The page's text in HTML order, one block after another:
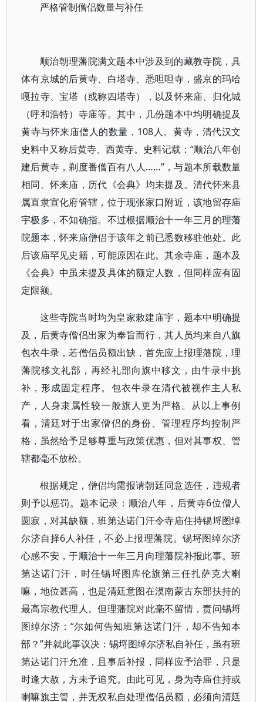
严格管制僧侣数量与补任
顺治朝理藩院满文题本中涉及到的藏教寺院，具
体有京城的后黄寺、白塔寺、悉呾呾寺，盛京的玛哈
嘎拉寺、宝塔（或称四塔寺），以及怀来庙、归化城
（呼和浩特）寺庙等。其中，几份题本中均明确提及
黄寺与怀来庙僧人的数量，108人。黄寺，清代汉文
史料中又称后黄寺、西黄寺。史料记载：“顺治八年创
建后黄寺，剃度番僧百有八人……”，与题本所载数量
相同。怀来庙，历代《会典》均未提及。清代怀来县
属直隶宣化府管辖，位于现张家口附近，该地留存庙
宇极多，不知确指。不过根据顺治十一年三月的理藩
院题本，怀来庙僧侣于该年之前已悉数移驻他处。此
后该庙罕见史籍，可能原因在此。其余寺庙，题本及
《会典》中虽未提及具体的额定人数，但同样应有固
定限额。
这些寺院当时均为皇家敕建庙宇，题本中明确提
及，后黄寺僧侣出家为奉旨而行，其人员均来自八旗
包衣牛录，若僧侣员额出缺，首先应上报理藩院，理
藩院移文礼部，再经礼部向旗中移文，由牛录中挑
补，形成固定程序。包衣牛录在清代被视作主人私
产，人身隶属性较一般旗人更为严格。从以上事例
看，清廷对于出家僧侣的身份、管理程序均控制严
格，虽然给予足够尊重与政策优惠，但对其事权、管
辖都毫不放松。
根据规定，僧侣均需报请朝廷同意选任，违规者
则予以惩罚。题本记录：顺治八年，后黄寺6位僧人
圆寂，对其缺额，班第达诺门汗令寺庙住持锡埒图绰
尔济自择6人补任，不必上报理藩院。锡埒图绰尔济
心感不安，于顺治十一年三月向理藩院补报此事。班
第达诺门汗，时任锡埒图库伦旗第三任扎萨克大喇
嘛，地位甚高，也是清廷意图在漠南蒙古东部扶持的
最高宗教代理人。但理藩院对此毫不留情，责问锡埒
图绰尔济：“尔如何告知班第达诺门汗，却不告知本
部？”并就此事议决：锡埒图绰尔济私自补任，虽有班
第达诺门汗允准，且事后补报，同样应予治罪，只是
时逢大赦，方未予追究。由此可见，身为寺庙住持或
喇嘛旗主管，并无权私自处理僧侣员额，必须向清廷